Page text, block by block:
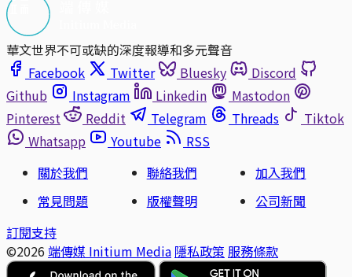
華文世界不可或缺的深度報導和多元聲音
Facebook
Twitter Bluesky
Discord
Github
Instagram Linkedin
Mastodon
Pinterest
Reddit Telegram Threads
Tiktok
Whatsapp
Youtube
RSS
關於我們
聯絡我們
加入我們
常見問題
版權聲明
公司新聞
訂閱支持
©2026 端傳媒 Initium Media 隱私政策 服務條款